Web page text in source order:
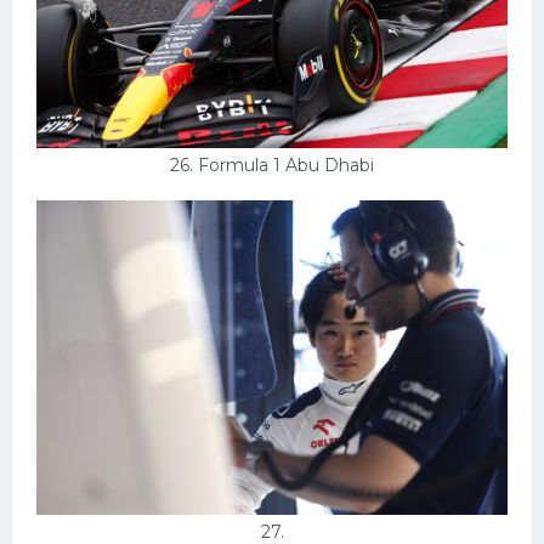
26. Formula 1 Abu Dhabi
27.